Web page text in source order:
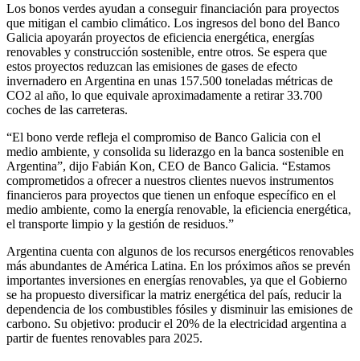
Los bonos verdes ayudan a conseguir financiación para proyectos
que mitigan el cambio climático. Los ingresos del bono del Banco
Galicia apoyarán proyectos de eficiencia energética, energías
renovables y construcción sostenible, entre otros. Se espera que
estos proyectos reduzcan las emisiones de gases de efecto
invernadero en Argentina en unas 157.500 toneladas métricas de
CO2 al año, lo que equivale aproximadamente a retirar 33.700
coches de las carreteras.
“El bono verde refleja el compromiso de Banco Galicia con el
medio ambiente, y consolida su liderazgo en la banca sostenible en
Argentina”, dijo Fabián Kon, CEO de Banco Galicia. “Estamos
comprometidos a ofrecer a nuestros clientes nuevos instrumentos
financieros para proyectos que tienen un enfoque específico en el
medio ambiente, como la energía renovable, la eficiencia energética,
el transporte limpio y la gestión de residuos.”
Argentina cuenta con algunos de los recursos energéticos renovables
más abundantes de América Latina. En los próximos años se prevén
importantes inversiones en energías renovables, ya que el Gobierno
se ha propuesto diversificar la matriz energética del país, reducir la
dependencia de los combustibles fósiles y disminuir las emisiones de
carbono. Su objetivo: producir el 20% de la electricidad argentina a
partir de fuentes renovables para 2025.